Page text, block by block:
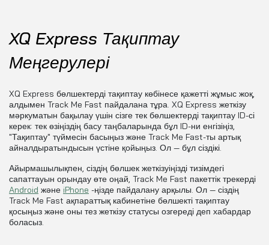
XQ Express Тақиптау
Меңгерулері
XQ Express бөлшектерді тақиптау көбінесе қажетті жұмыс жоқ,
алдымен Track Me Fast пайдалана тұра. XQ Express жеткізу
мәркуматын бақылау үшін сізге тек бөлшектерді тақиптау ID-сі
керек: тек өзіңіздің басу таңбаларында бұл ID-ни енгізіңіз,
"Тақиптау" түймесін басыңыз және Track Me Fast-ты артық
айналдыратындысын үстіне қойыңыз. Ол — бұл сіздікі.
Айырмашылықпен, сіздің бөлшек жеткізуіңізді тизімдегі
сапаттауын орындау өте оңай, Track Me Fast пакеттік трекерді
Android және iPhone -ңізде пайдалану арқылы. Ол — сіздің
Track Me Fast ақпараттық кабинетіне бөлшекті тақиптау
қосыңыз және оны тез жеткізу статусы озгереді деп хабардар
боласыз.